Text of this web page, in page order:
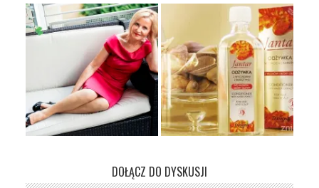
DOŁĄCZ DO DYSKUSJI